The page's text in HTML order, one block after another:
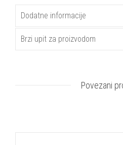
Dodatne informacije
Brzi upit za proizvodom
Povezani